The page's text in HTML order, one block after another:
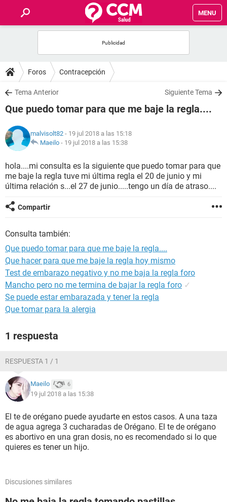
MENU
FOROS
SALUD
FAMILIA
NUTRICIÓN
BIENESTAR
Foros Contracepción
Tema Anterior Siguiente Tema
Que puedo tomar para que me baje la regla....
malvisolt82 - 19 jul 2018 a las 15:18
Maeilo - 19 jul 2018 a las 15:38
hola....mi consulta es la siguiente que puedo tomar para que
me baje la regla tuve mi última regla el 20 de junio y mi
última relación s...el 27 de junio.....tengo un día de atraso....
Compartir
Consulta también:
Que puedo tomar para que me baje la regla....
Que hacer para que me baje la regla hoy mismo
Test de embarazo negativo y no me baja la regla foro
Mancho pero no me termina de bajar la regla foro ✓
Se puede estar embarazada y tener la regla
Que tomar para la alergia
1 respuesta
RESPUESTA 1 / 1
Maeilo 6
19 jul 2018 a las 15:38
El te de orégano puede ayudarte en estos casos. A una taza
de agua agrega 3 cucharadas de Orégano. El te de orégano
es abortivo en una gran dosis, no es recomendado si lo que
quieres es tener un hijo.
Discusiones similares